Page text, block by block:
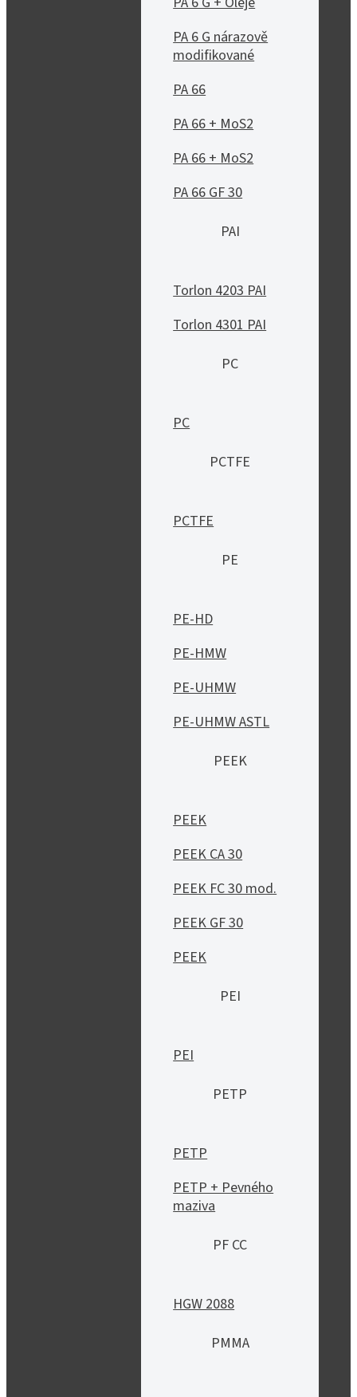
PA 6 G nárazově
modifikované
PA 66
PA 66 + MoS2
PA 66 + MoS2
PA 66 GF 30
PAI
Torlon 4203 PAI
Torlon 4301 PAI
PC
PC
PCTFE
PCTFE
PE
PE-HD
PE-HMW
PE-UHMW
PE-UHMW ASTL
PEEK
PEEK
PEEK CA 30
PEEK FC 30 mod.
PEEK GF 30
PEEK
PEI
PEI
PETP
PETP
PETP + Pevného
maziva
PF CC
HGW 2088
PMMA